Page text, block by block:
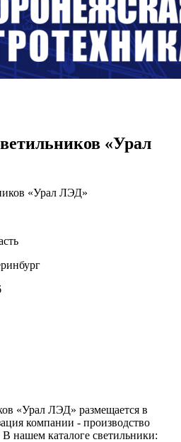
«Урал
«Урал ЛЭД» размещается в
компании - производство
нашем каталоге светильники: